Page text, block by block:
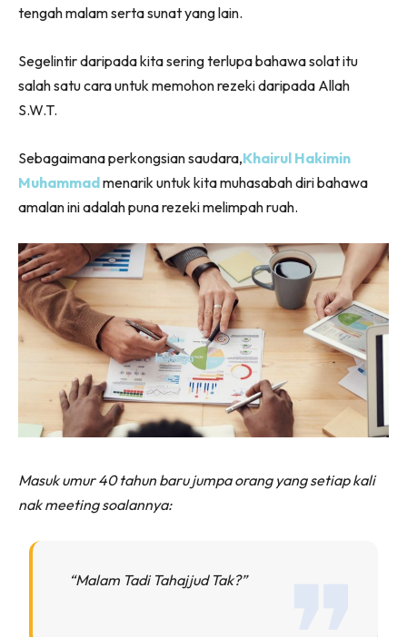
tengah malam serta sunat yang lain.
Segelintir daripada kita sering terlupa bahawa solat itu
salah satu cara untuk memohon rezeki daripada Allah
S.W.T.
Sebagaimana perkongsian saudara,Khairul Hakimin
Muhammadmenarik untuk kita muhasabah diri bahawa
amalan ini adalah puna rezeki melimpah ruah.
Masuk umur 40 tahun baru jumpa orang yang setiap kali
nak meeting soalannya:
“Malam Tadi Tahajjud Tak?”